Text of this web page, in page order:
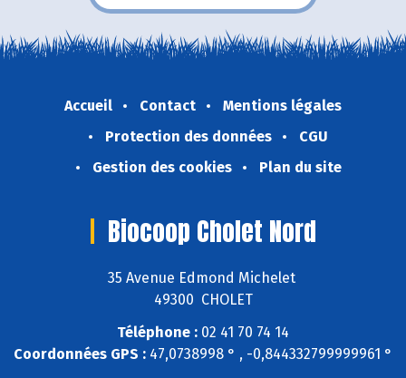
Accueil Contact
Mentions légales
Protection des données
CGU
Gestion des cookies
Plan du site
Biocoop Cholet Nord
35 Avenue Edmond Michelet
49300 CHOLET
Téléphone : 02 41 70 74 14
Coordonnées GPS : 47,0738998 ° , -0,844332799999961 °